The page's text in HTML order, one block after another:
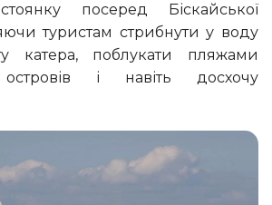
посеред Біскайської
туристам стрибнути у воду
катера, поблукати пляжами
і навіть досхочу